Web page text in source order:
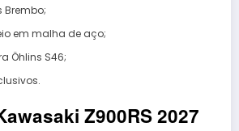
Brembo;
em malha de aço;
Öhlins S46;
Z900RS 2027